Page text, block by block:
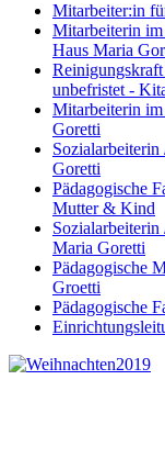
Mitarbeiter:in
Mitarbeiterin im
Haus Maria
unbefristet -
Mitarbeiterin
Goretti
Goretti
Pädagogische
Mutter & Kind
Maria Goretti
Pädagogische
Groetti
Pädagogische